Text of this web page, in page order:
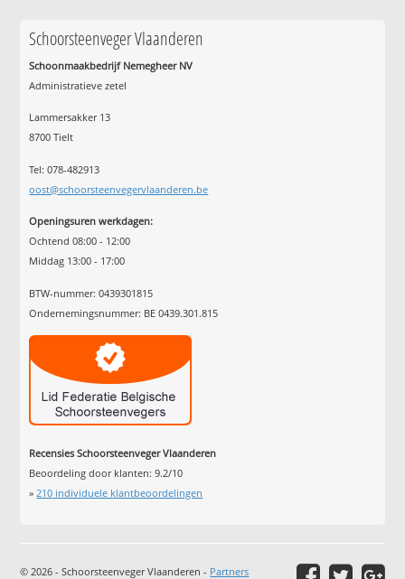
Schoorsteenveger Vlaanderen
Schoonmaakbedrijf Nemegheer NV
Administratieve zetel
Lammersakker 13
8700 Tielt
Tel: 078-482913
oost@schoorsteenvegervlaanderen.be
Openingsuren werkdagen:
Ochtend 08:00 - 12:00
Middag 13:00 - 17:00
BTW-nummer: 0439301815
Ondernemingsnummer: BE 0439.301.815
Recensies Schoorsteenveger Vlaanderen
Beoordeling door klanten:9.2/10
»210 individuele klantbeoordelingen
© 2026 - Schoorsteenveger Vlaanderen - Partners